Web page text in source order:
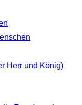
Herr und König)